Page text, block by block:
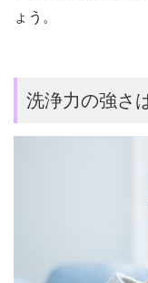
ょう。
洗浄力の強さ